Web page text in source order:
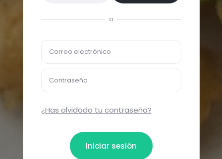
o
Correo electrónico
Contraseña
¿Has olvidado tu contraseña?
Iniciar sesión